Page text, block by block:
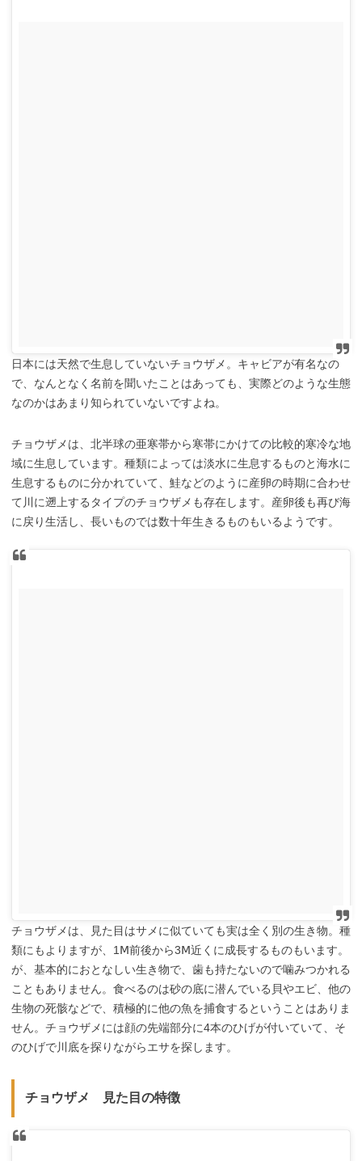
日本には天然で生息していないチョウザメ。キャビアが有名なの
で、なんとなく名前を聞いたことはあっても、実際どのような生態
なのかはあまり知られていないですよね。
チョウザメは、北半球の亜寒帯から寒帯にかけての比較的寒冷な地
域に生息しています。種類によっては淡水に生息するものと海水に
生息するものに分かれていて、鮭などのように産卵の時期に合わせ
て川に遡上するタイプのチョウザメも存在します。産卵後も再び海
に戻り生活し、長いものでは数十年生きるものもいるようです。
チョウザメは、見た目はサメに似ていても実は全く別の生き物。種
類にもよりますが、1Ⅿ前後から3Ⅿ近くに成長するものもいます。
が、基本的におとなしい生き物で、歯も持たないので噛みつかれる
こともありません。食べるのは砂の底に潜んでいる貝やエビ、他の
生物の死骸などで、積極的に他の魚を捕食するということはありま
せん。チョウザメには顔の先端部分に4本のひげが付いていて、そ
のひげで川底を探りながらエサを探します。
チョウザメ 見た目の特徴